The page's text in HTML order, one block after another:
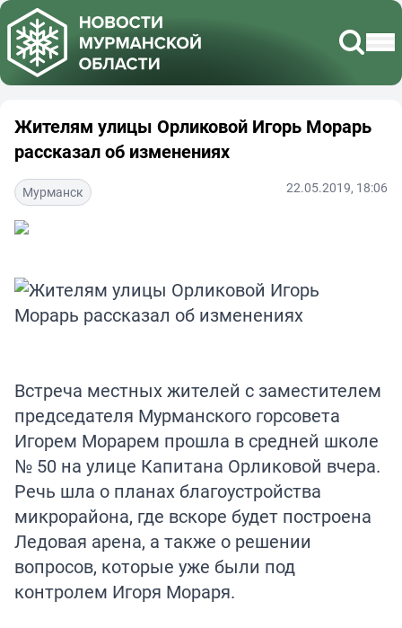
Жителям улицы Орликовой Игорь Морарь
рассказал об изменениях
Мурманск 22.05.2019, 18:06
Встреча местных жителей с заместителем
председателя Мурманского горсовета
Игорем Морарем прошла в средней школе
№ 50 на улице Капитана Орликовой вчера.
Речь шла о планах благоустройства
микрорайона, где вскоре будет построена
Ледовая арена, а также о решении
вопросов, которые уже были под
контролем Игоря Мораря.